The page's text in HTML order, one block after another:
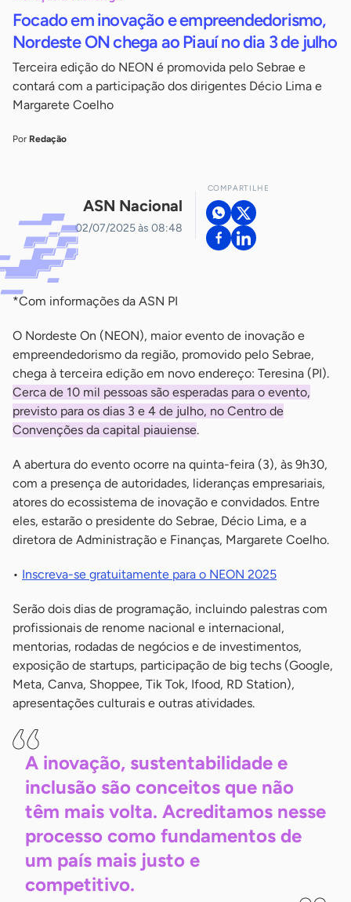
Focado em inovação e empreendedorismo,
Nordeste ON chega ao Piauí no dia 3 de julho
Terceira edição do NEON é promovida pelo Sebrae e
contará com a participação dos dirigentes Décio Lima e
Margarete Coelho
Por Redação
ASN Nacional
02/07/2025 às 08:48
COMPARTILHE
*Com informações da ASN PI
O Nordeste On (NEON), maior evento de inovação e
empreendedorismo da região, promovido pelo Sebrae,
chega à terceira edição em novo endereço: Teresina (PI).
Cerca de 10 mil pessoas são esperadas para o evento,
previsto para os dias 3 e 4 de julho, no Centro de
Convenções da capital piauiense.
A abertura do evento ocorre na quinta-feira (3), às 9h30,
com a presença de autoridades, lideranças empresariais,
atores do ecossistema de inovação e convidados. Entre
eles, estarão o presidente do Sebrae, Décio Lima, e a
diretora de Administração e Finanças, Margarete Coelho.
• Inscreva-se gratuitamente para o NEON 2025
Serão dois dias de programação, incluindo palestras com
profissionais de renome nacional e internacional,
mentorias, rodadas de negócios e de investimentos,
exposição de startups, participação de big techs (Google,
Meta, Canva, Shoppee, Tik Tok, Ifood, RD Station),
apresentações culturais e outras atividades.
A inovação, sustentabilidade e
inclusão são conceitos que não
têm mais volta. Acreditamos nesse
processo como fundamentos de
um país mais justo e
competitivo.